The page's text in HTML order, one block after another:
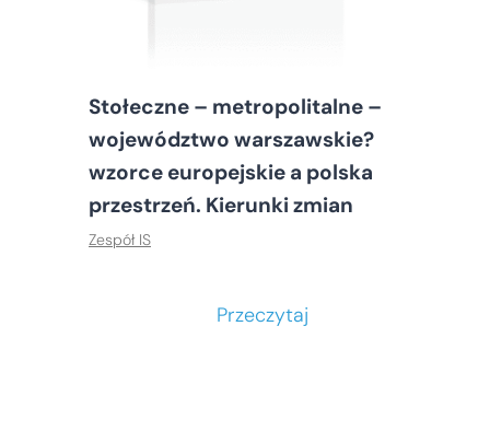
Stołeczne – metropolitalne –
województwo warszawskie?
wzorce europejskie a polska
przestrzeń. Kierunki zmian
Zespół IS
Przeczytaj